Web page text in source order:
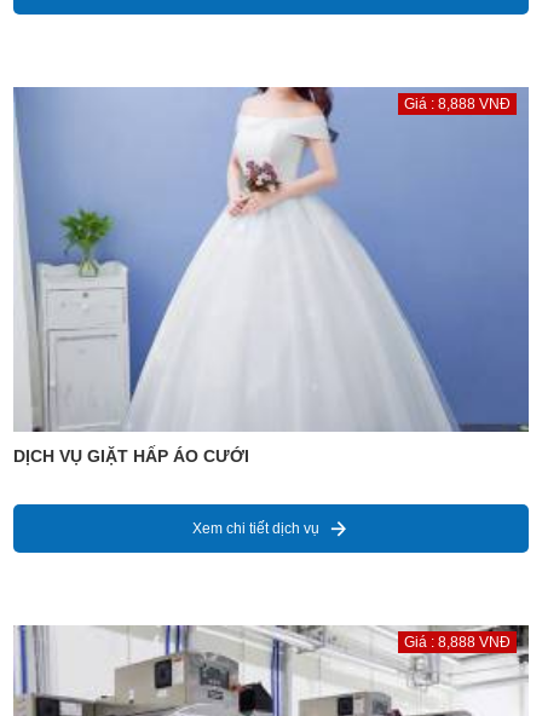
Giá : 8,888 VNĐ
DỊCH VỤ GIẶT HẤP ÁO CƯỚI
Xem chi tiết dịch vụ
Giá : 8,888 VNĐ